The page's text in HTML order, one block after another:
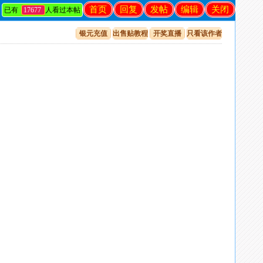
关闭
编辑
发帖
回复
首页
已有 17677 人看过本帖
银元充值 出售贴教程 开奖直播 只看该作者